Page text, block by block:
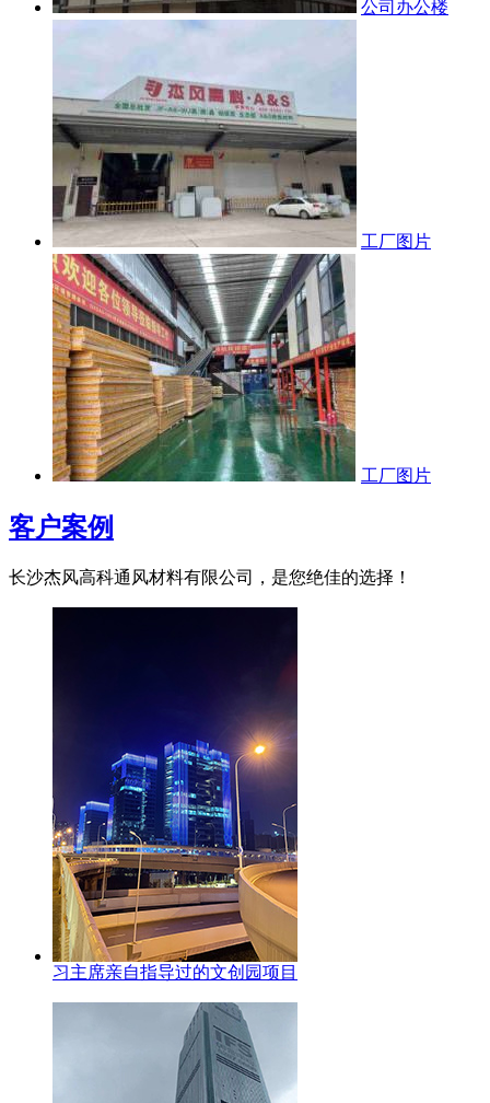
公司办公楼
工厂图片
工厂图片
客户案例
长沙杰风高科通风材料有限公司，是您绝佳的选择！
习主席亲自指导过的文创园项目